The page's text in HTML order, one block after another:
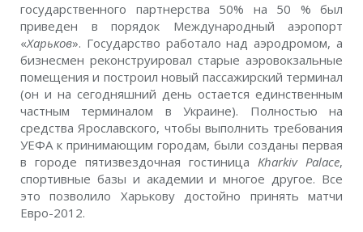
государственного партнерства 50% на 50 % был
приведен в порядок Международный аэропорт
«Харьков». Государство работало над аэродромом, а
бизнесмен реконструировал старые аэровокзальные
помещения и построил новый пассажирский терминал
(он и на сегодняшний день остается единственным
частным терминалом в Украине). Полностью на
средства Ярославского, чтобы выполнить требования
УЕФА к принимающим городам, были созданы первая
в городе пятизвездочная гостиница Kharkiv Palace,
спортивные базы и академии и многое другое. Все
это позволило Харькову достойно принять матчи
Евро-2012.